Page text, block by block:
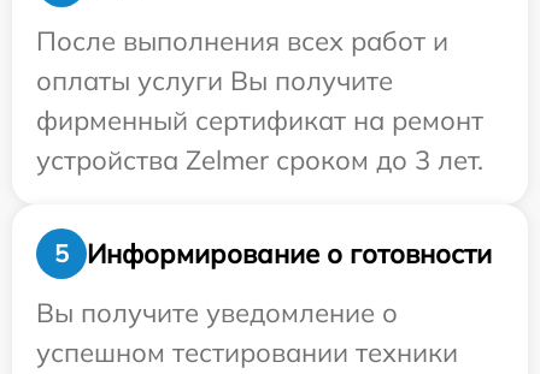
После выполнения всех работ и
оплаты услуги Вы получите
фирменный сертификат на ремонт
устройства Zelmer сроком до 3 лет.
5
Информирование о готовности
Вы получите уведомление о
успешном тестировании техники